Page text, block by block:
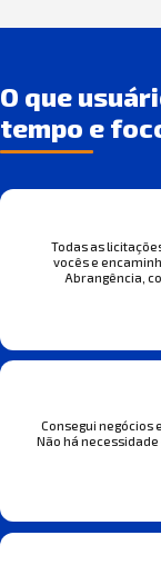
O que
tempo e
Todas as
vocês e
Abrangência,
Consegui negócios
Não há